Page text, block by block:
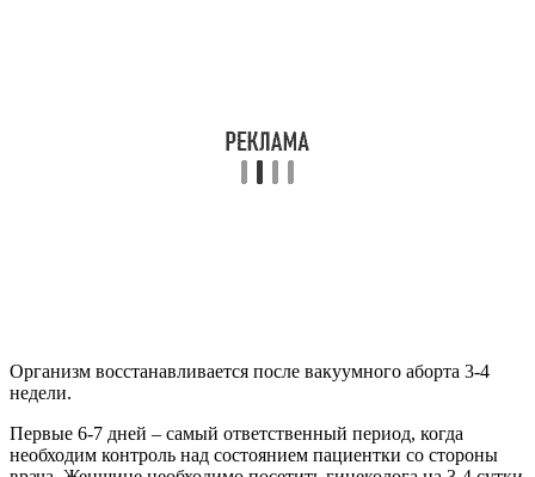
Организм восстанавливается после вакуумного аборта 3-4
недели.
Первые 6-7 дней – самый ответственный период, когда
необходим контроль над состоянием пациентки со стороны